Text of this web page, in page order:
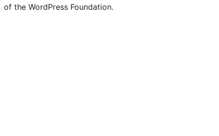
of the WordPress Foundation.